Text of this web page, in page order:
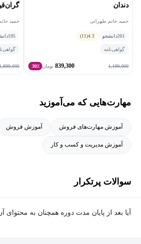
دندان
حمید حاتم طهرانی
261دانشجو 4.3
(11)
گواهی‌نامه
1,199,000
839,300 تومان 30٪
حمید
195
مهارت‌هایی که می‌آموزید
آموزش مهارت‌های فروش آموزش فروش
آموزش مدیریت و کسب و کار
سوالات پرتکرار
آیا بعد از پایان مدت دوره همچنان به